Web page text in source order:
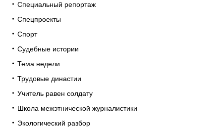
Специальный репортаж
Спецпроекты
Спорт
Судебные истории
Тема недели
Трудовые династии
Учитель равен солдату
Школа межэтнической журналистики
Экологический разбор